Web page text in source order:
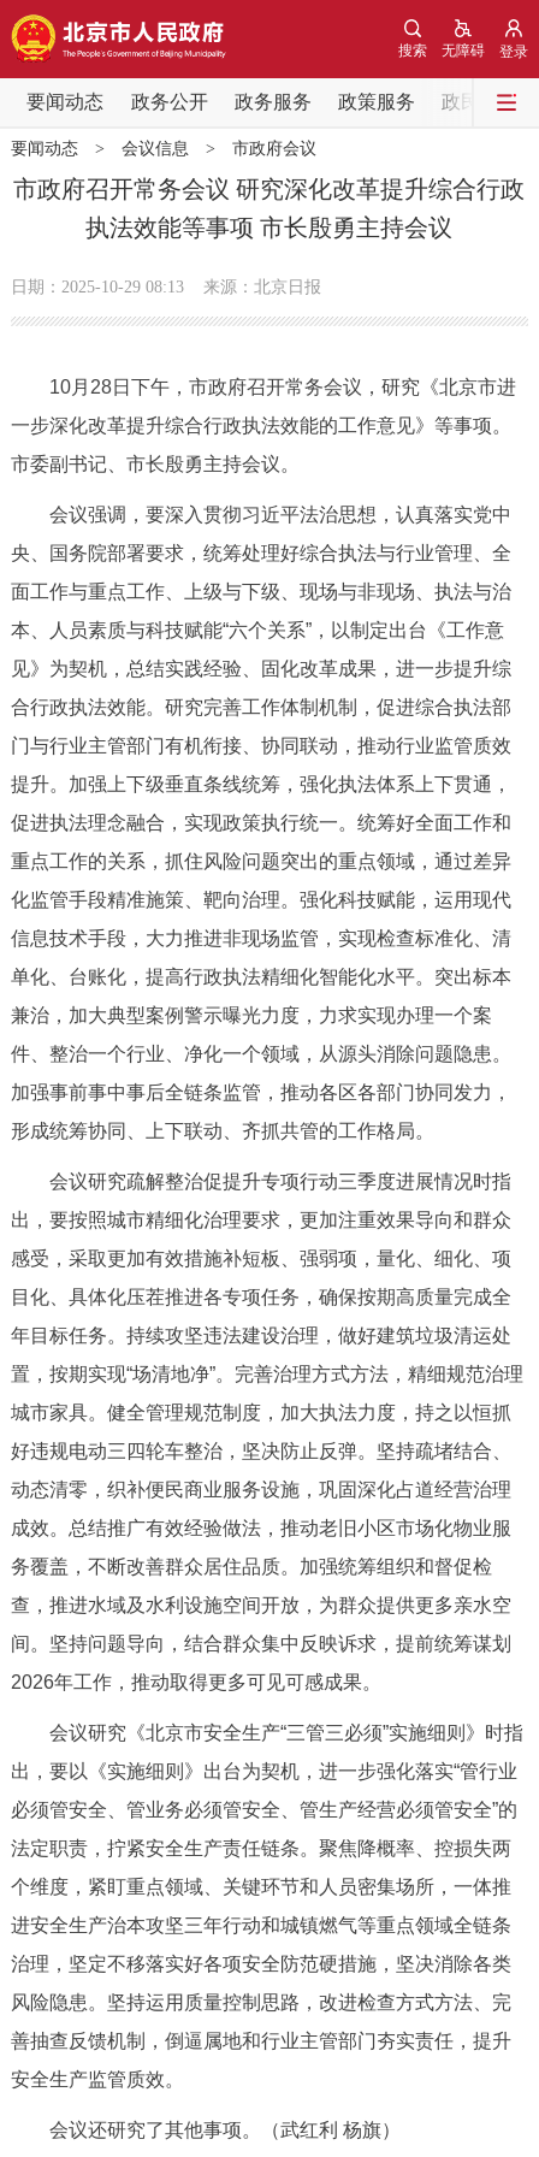
登录
无障碍
搜索
要闻动态 政务公开 政务服务 政策服务 政民互动
要闻动态
党中央精神 国务院信息
北京要闻 会议信息 部门动态
市领导 机构职能 政策服务
决策公开
政务服务
中介服务 阳光政务
政民互动
参与调查 在线访谈 图说互动
走进北京
绿色北京 图说北京 视频北京
ENGLISH 한국어 日本語
DEUTSCH FRANÇAIS РУССКИЙ ЯЗЫК
ESPAÑOL العربية PORTUGUÊS
ITALIANO
回到顶部
要闻动态> 会议信息 > 市政府会议
市政府召开常务会议 研究深化改革提升综合行政
执法效能等事项 市长殷勇主持会议
日期：2025-10-29 08:13 来源：北京日报
10月28日下午，市政府召开常务会议，研究《北京市进
一步深化改革提升综合行政执法效能的工作意见》等事项。
市委副书记、市长殷勇主持会议。
会议强调，要深入贯彻习近平法治思想，认真落实党中
央、国务院部署要求，统筹处理好综合执法与行业管理、全
面工作与重点工作、上级与下级、现场与非现场、执法与治
本、人员素质与科技赋能“六个关系”，以制定出台《工作意
见》为契机，总结实践经验、固化改革成果，进一步提升综
合行政执法效能。研究完善工作体制机制，促进综合执法部
门与行业主管部门有机衔接、协同联动，推动行业监管质效
提升。加强上下级垂直条线统筹，强化执法体系上下贯通，
促进执法理念融合，实现政策执行统一。统筹好全面工作和
重点工作的关系，抓住风险问题突出的重点领域，通过差异
化监管手段精准施策、靶向治理。强化科技赋能，运用现代
信息技术手段，大力推进非现场监管，实现检查标准化、清
单化、台账化，提高行政执法精细化智能化水平。突出标本
兼治，加大典型案例警示曝光力度，力求实现办理一个案
件、整治一个行业、净化一个领域，从源头消除问题隐患。
加强事前事中事后全链条监管，推动各区各部门协同发力，
形成统筹协同、上下联动、齐抓共管的工作格局。
会议研究疏解整治促提升专项行动三季度进展情况时指
出，要按照城市精细化治理要求，更加注重效果导向和群众
感受，采取更加有效措施补短板、强弱项，量化、细化、项
目化、具体化压茬推进各专项任务，确保按期高质量完成全
年目标任务。持续攻坚违法建设治理，做好建筑垃圾清运处
置，按期实现“场清地净”。完善治理方式方法，精细规范治理
城市家具。健全管理规范制度，加大执法力度，持之以恒抓
好违规电动三四轮车整治，坚决防止反弹。坚持疏堵结合、
动态清零，织补便民商业服务设施，巩固深化占道经营治理
成效。总结推广有效经验做法，推动老旧小区市场化物业服
务覆盖，不断改善群众居住品质。加强统筹组织和督促检
查，推进水域及水利设施空间开放，为群众提供更多亲水空
间。坚持问题导向，结合群众集中反映诉求，提前统筹谋划
2026年工作，推动取得更多可见可感成果。
会议研究《北京市安全生产“三管三必须”实施细则》时指
出，要以《实施细则》出台为契机，进一步强化落实“管行业
必须管安全、管业务必须管安全、管生产经营必须管安全”的
法定职责，拧紧安全生产责任链条。聚焦降概率、控损失两
个维度，紧盯重点领域、关键环节和人员密集场所，一体推
进安全生产治本攻坚三年行动和城镇燃气等重点领域全链条
治理，坚定不移落实好各项安全防范硬措施，坚决消除各类
风险隐患。坚持运用质量控制思路，改进检查方式方法、完
善抽查反馈机制，倒逼属地和行业主管部门夯实责任，提升
安全生产监管质效。
会议还研究了其他事项。（武红利 杨旗）